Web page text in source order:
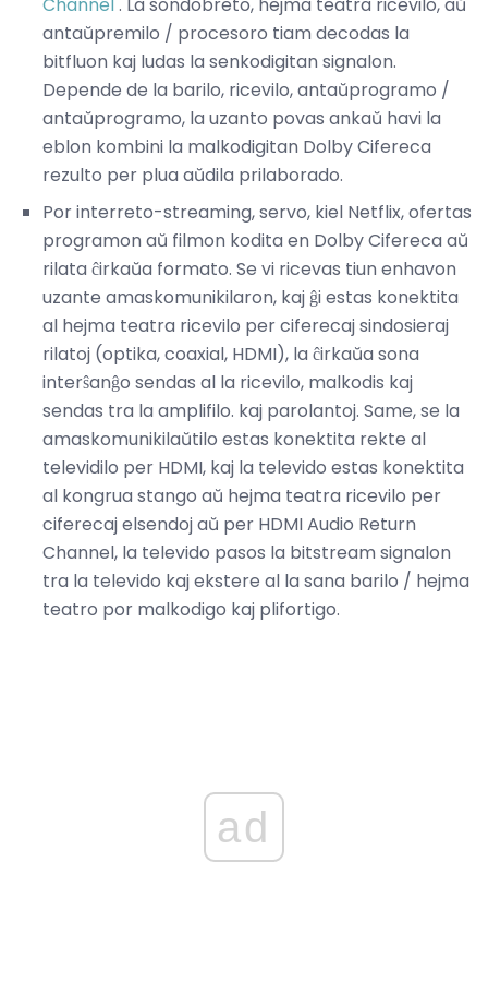
antaŭpremilo / procesoro tiam decodas la
bitfluon kaj ludas la senkodigitan signalon.
Depende de la barilo, ricevilo, antaŭprogramo /
antaŭprogramo, la uzanto povas ankaŭ havi la
eblon kombini la malkodigitan Dolby Cifereca
rezulto per plua aŭdila prilaborado.
Por interreto-streaming, servo, kiel Netflix, ofertas
programon aŭ filmon kodita en Dolby Cifereca aŭ
rilata ĉirkaŭa formato. Se vi ricevas tiun enhavon
uzante amaskomunikilaron, kaj ĝi estas konektita
al hejma teatra ricevilo per ciferecaj sindosieraj
rilatoj (optika, coaxial, HDMI), la ĉirkaŭa sona
interŝanĝo sendas al la ricevilo, malkodis kaj
sendas tra la amplifilo. kaj parolantoj. Same, se la
amaskomunikilaŭtilo estas konektita rekte al
televidilo per HDMI, kaj la televido estas konektita
al kongrua stango aŭ hejma teatra ricevilo per
ciferecaj elsendoj aŭ per HDMI Audio Return
Channel, la televido pasos la bitstream signalon
tra la televido kaj ekstere al la sana barilo / hejma
teatro por malkodigo kaj plifortigo.
ad